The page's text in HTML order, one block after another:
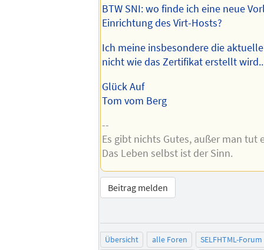
BTW SNI: wo finde ich eine neue
Einrichtung des Virt-Hosts?
Ich meine insbesondere die
nicht wie das Zertifikat erstellt
Glück Auf
Tom vom Berg
--
Es gibt nichts Gutes, außer man tut
Das Leben selbst ist der Sinn.
Beitrag melden
Übersicht alle Foren
SELFHTML-Forum